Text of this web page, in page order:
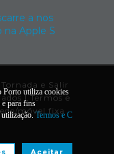
e Salir
|Termos e
móvel fixa
Porto utiliza cookies
e para fins
utilização.Termos e C